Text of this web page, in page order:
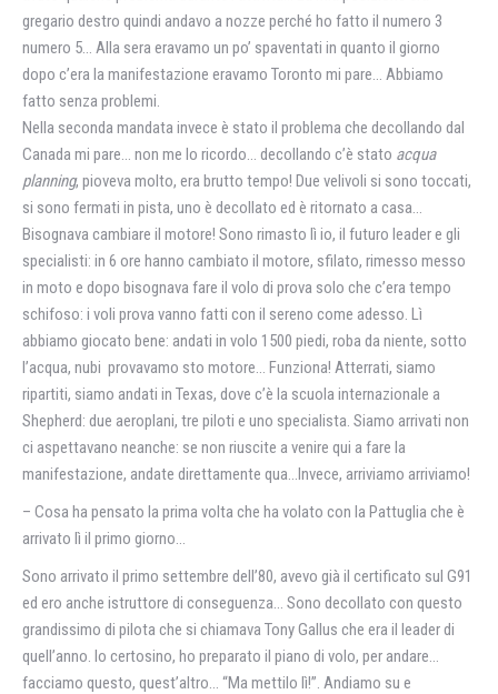
gregario destro quindi andavo a nozze perché ho fatto il numero 3
numero 5… Alla sera eravamo un po’ spaventati in quanto il giorno
dopo c’era la manifestazione eravamo Toronto mi pare… Abbiamo
fatto senza problemi.
Nella seconda mandata invece è stato il problema che decollando dal
Canada mi pare… non me lo ricordo… decollando c’è stato acqua
planning, pioveva molto, era brutto tempo! Due velivoli si sono toccati,
si sono fermati in pista, uno è decollato ed è ritornato a casa…
Bisognava cambiare il motore! Sono rimasto lì io, il futuro leader e gli
specialisti: in 6 ore hanno cambiato il motore, sfilato, rimesso messo
in moto e dopo bisognava fare il volo di prova solo che c’era tempo
schifoso: i voli prova vanno fatti con il sereno come adesso. Lì
abbiamo giocato bene: andati in volo 1500 piedi, roba da niente, sotto
l’acqua, nubi provavamo sto motore… Funziona! Atterrati, siamo
ripartiti, siamo andati in Texas, dove c’è la scuola internazionale a
Shepherd: due aeroplani, tre piloti e uno specialista. Siamo arrivati non
ci aspettavano neanche: se non riuscite a venire qui a fare la
manifestazione, andate direttamente qua…Invece, arriviamo arriviamo!
– Cosa ha pensato la prima volta che ha volato con la Pattuglia che è
arrivato lì il primo giorno…
Sono arrivato il primo settembre dell’80, avevo già il certificato sul G91
ed ero anche istruttore di conseguenza… Sono decollato con questo
grandissimo di pilota che si chiamava Tony Gallus che era il leader di
quell’anno. Io certosino, ho preparato il piano di volo, per andare…
facciamo questo, quest’altro… “Ma mettilo lì!”. Andiamo su e